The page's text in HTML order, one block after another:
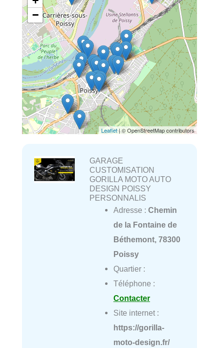
−
Leaflet| © OpenStreetMap contributors
GARAGE
CUSTOMISATION
GORILLA MOTO AUTO
DESIGN POISSY
PERSONNALIS
Adresse : Chemin
de la Fontaine de
Béthemont, 78300
Poissy
Quartier :
Téléphone :
Contacter
Site internet :
https://gorilla-
moto-design.fr/